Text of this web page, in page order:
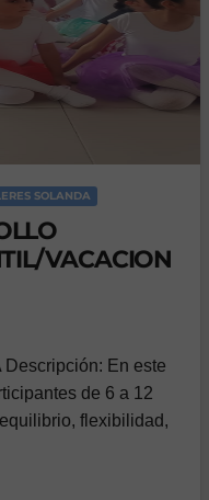
SOLANDA
VACACION
En este
de 6 a 12
flexibilidad,